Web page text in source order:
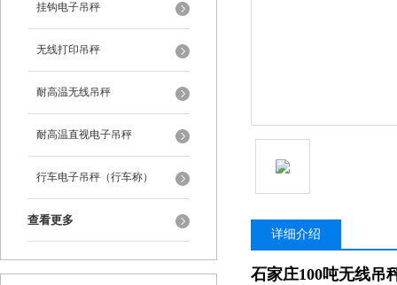
挂钩电子吊秤
无线打印吊秤
耐高温无线吊秤
耐高温直视电子吊秤
行车电子吊秤（行车称）
查看更多
详细介绍
石家庄100吨无线吊